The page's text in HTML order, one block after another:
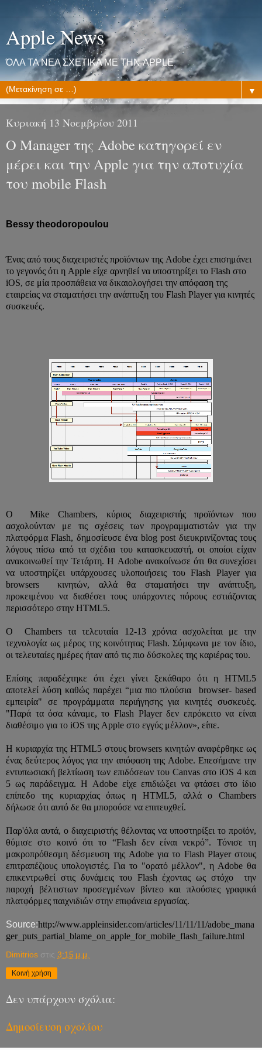
Apple News
ΌΛΑ ΤΑ ΝΕΑ ΣΧΕΤΙΚΑ ΜΕ ΤΗΝ APPLE
▼
Κυριακή 13 Νοεμβρίου 2011
Ο Manager της Adobe κατηγορεί εν
μέρει και την Apple για την αποτυχία
του mobile Flash
Bessy theodoropoulou
Ένας από τους διαχειριστές προϊόντων της Adobe έχει επισημάνει
το γεγονός ότι η Apple είχε αρνηθεί να υποστηρίξει το Flash στο
iOS, σε μία προσπάθεια να δικαιολογήσει την απόφαση της
εταιρείας να σταματήσει την ανάπτυξη του Flash Player για κινητές
συσκευές.
Ο Mike Chambers, κύριος διαχειριστής προϊόντων που
ασχολούνταν με τις σχέσεις των προγραμματιστών για την
πλατφόρμα Flash, δημοσίευσε ένα blog post διευκρινίζοντας τους
λόγους πίσω από τα σχέδια του κατασκευαστή, οι οποίοι είχαν
ανακοινωθεί την Τετάρτη. Η Adobe ανακοίνωσε ότι θα συνεχίσει
να υποστηρίζει υπάρχουσες υλοποιήσεις του Flash Player για
browsers κινητών, αλλά θα σταματήσει την ανάπτυξη,
προκειμένου να διαθέσει τους υπάρχοντες πόρους εστιάζοντας
περισσότερο στην HTML5.
Ο Chambers τα τελευταία 12-13 χρόνια ασχολείται με την
τεχνολογία ως μέρος της κοινότητας Flash. Σύμφωνα με τον ίδιο,
οι τελευταίες ημέρες ήταν από τις πιο δύσκολες της καριέρας του.
Επίσης παραδέχτηκε ότι έχει γίνει ξεκάθαρο ότι η HTML5
αποτελεί λύση καθώς παρέχει “μια πιο πλούσια browser- based
εμπειρία" σε προγράμματα περιήγησης για κινητές συσκευές.
"Παρά τα όσα κάναμε, το Flash Player δεν επρόκειτο να είναι
διαθέσιμο για το iOS της Apple στο εγγύς μέλλον», είπε.
Η κυριαρχία της HTML5 στους browsers κινητών αναφέρθηκε ως
ένας δεύτερος λόγος για την απόφαση της Adobe. Επεσήμανε την
εντυπωσιακή βελτίωση των επιδόσεων του Canvas στο iOS 4 και
5 ως παράδειγμα. Η Adobe είχε επιδιώξει να φτάσει στο ίδιο
επίπεδο της κυριαρχίας όπως η HTML5, αλλά ο Chambers
δήλωσε ότι αυτό δε θα μπορούσε να επιτευχθεί.
Παρ'όλα αυτά, ο διαχειριστής θέλοντας να υποστηρίξει το προϊόν,
θύμισε στο κοινό ότι το “Flash δεν είναι νεκρό”. Τόνισε τη
μακροπρόθεσμη δέσμευση της Adobe για το Flash Player στους
επιτραπέζιους υπολογιστές. Για το "ορατό μέλλον", η Adobe θα
επικεντρωθεί στις δυνάμεις του Flash έχοντας ως στόχο την
παροχή βέλτιστων προσεγμένων βίντεο και πλούσιες γραφικά
πλατφόρμες παιχνιδιών στην επιφάνεια εργασίας.
Source:http://www.appleinsider.com/articles/11/11/11/adobe_mana
ger_puts_partial_blame_on_apple_for_mobile_flash_failure.html
Dimitrios στις 3:15 μ.μ.
Κοινή χρήση
Δεν υπάρχουν σχόλια:
Δημοσίευση σχολίου